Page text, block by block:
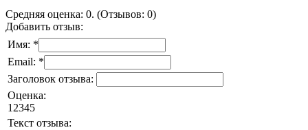
Средняя оценка: 0. (Отзывов: 0)
Добавить отзыв:
Имя: *
Email: *
Заголовок отзыва:
Оценка:
1 2345
Текст отзыва: